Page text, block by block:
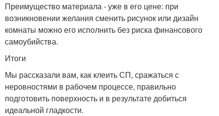
Преимущество материала - уже в его цене: при
возникновении желания сменить рисунок или дизайн
комнаты можно его исполнить без риска финансового
самоубийства.
Итоги
Мы рассказали вам, как клеить СП, сражаться с
неровностями в рабочем процессе, правильно
подготовить поверхность и в результате добиться
идеальной гладкости.